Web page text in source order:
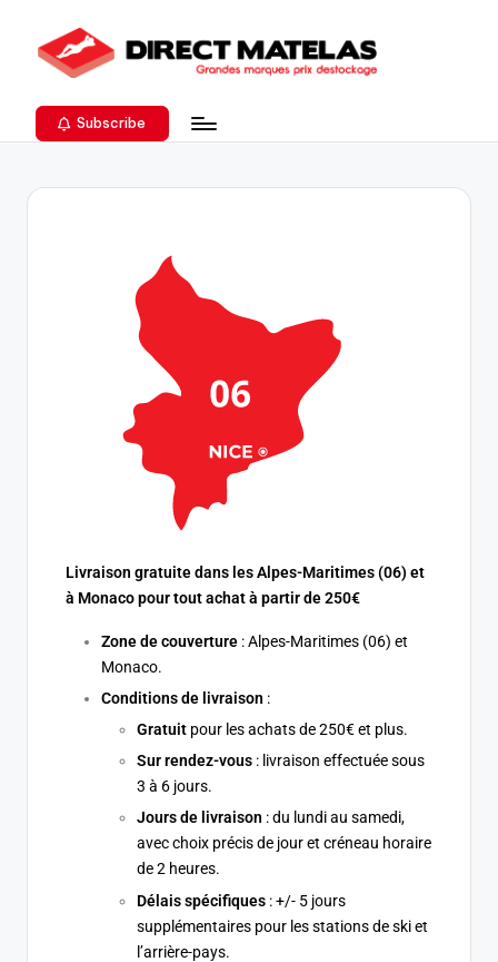
Subscribe
Livraison gratuite dans les Alpes-Maritimes (06) et
à Monaco pour tout achat à partir de 250€
Zone de couverture : Alpes-Maritimes (06) et
Monaco.
Conditions de livraison :
Gratuit pour les achats de 250€ et plus.
Sur rendez-vous : livraison effectuée sous
3 à 6 jours.
Jours de livraison : du lundi au samedi,
avec choix précis de jour et créneau horaire
de 2 heures.
Délais spécifiques : +/- 5 jours
supplémentaires pour les stations de ski et
l’arrière-pays.